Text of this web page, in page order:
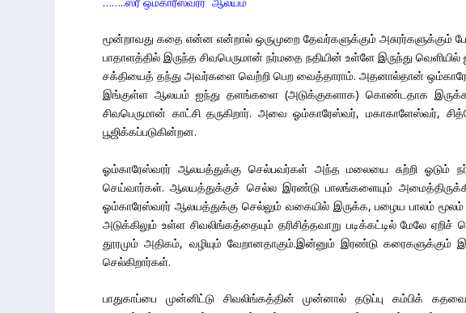
மூன்றாவது கதை என்ன என்றால் ஒருமுறை தேவர்களுக்கும் அசுரர்களுக்கும்
பாதாளத்தில் இருந்த சிவபெருமான் நர்மதை நதியின் உள்ளே இருந்து
சக்தியைத் தந்து அவர்களை வெற்றி பெற வைத்தாராம். அதனால்தான்
இங்குள்ள ஆலயம் ஐந்து தளங்களை (அடுக்குகளாக) கொண்டதாக இருக்க
சிவபெருமான் காட்சி தருகிறார். அவை ஓம்காரேஸ்வர், மகாகாளேஸ்வர்,
பூஜிக்கப்படுகின்றன.
ஓம்காரேஸ்வரர் ஆலயத்துக்கு செல்பவர்கள் அந்த மலையை சுற்றி ஓடும்
செய்வார்கள். ஆலயத்துக்குச் செல்ல இரண்டு பாலங்களையும்
ஓம்காரேஸ்வரர் ஆலயத்துக்கு செல்லும் வகையில் இருக்க, பழைய பாலம்
அடுக்கிலும் உள்ள சிவலிங்கத்தையும் தரிசித்தவாறு படிக்கட்டில் மேலே
தூரமும் அதிகம், வழியும் வேறானதாகும்.இன்னும் இரண்டு
செல்கிறார்கள்.
பாதுகாப்பை முன்னிட்டு சிவலிங்கத்தின் முன்னால் தடுப்பு கம்பிக்